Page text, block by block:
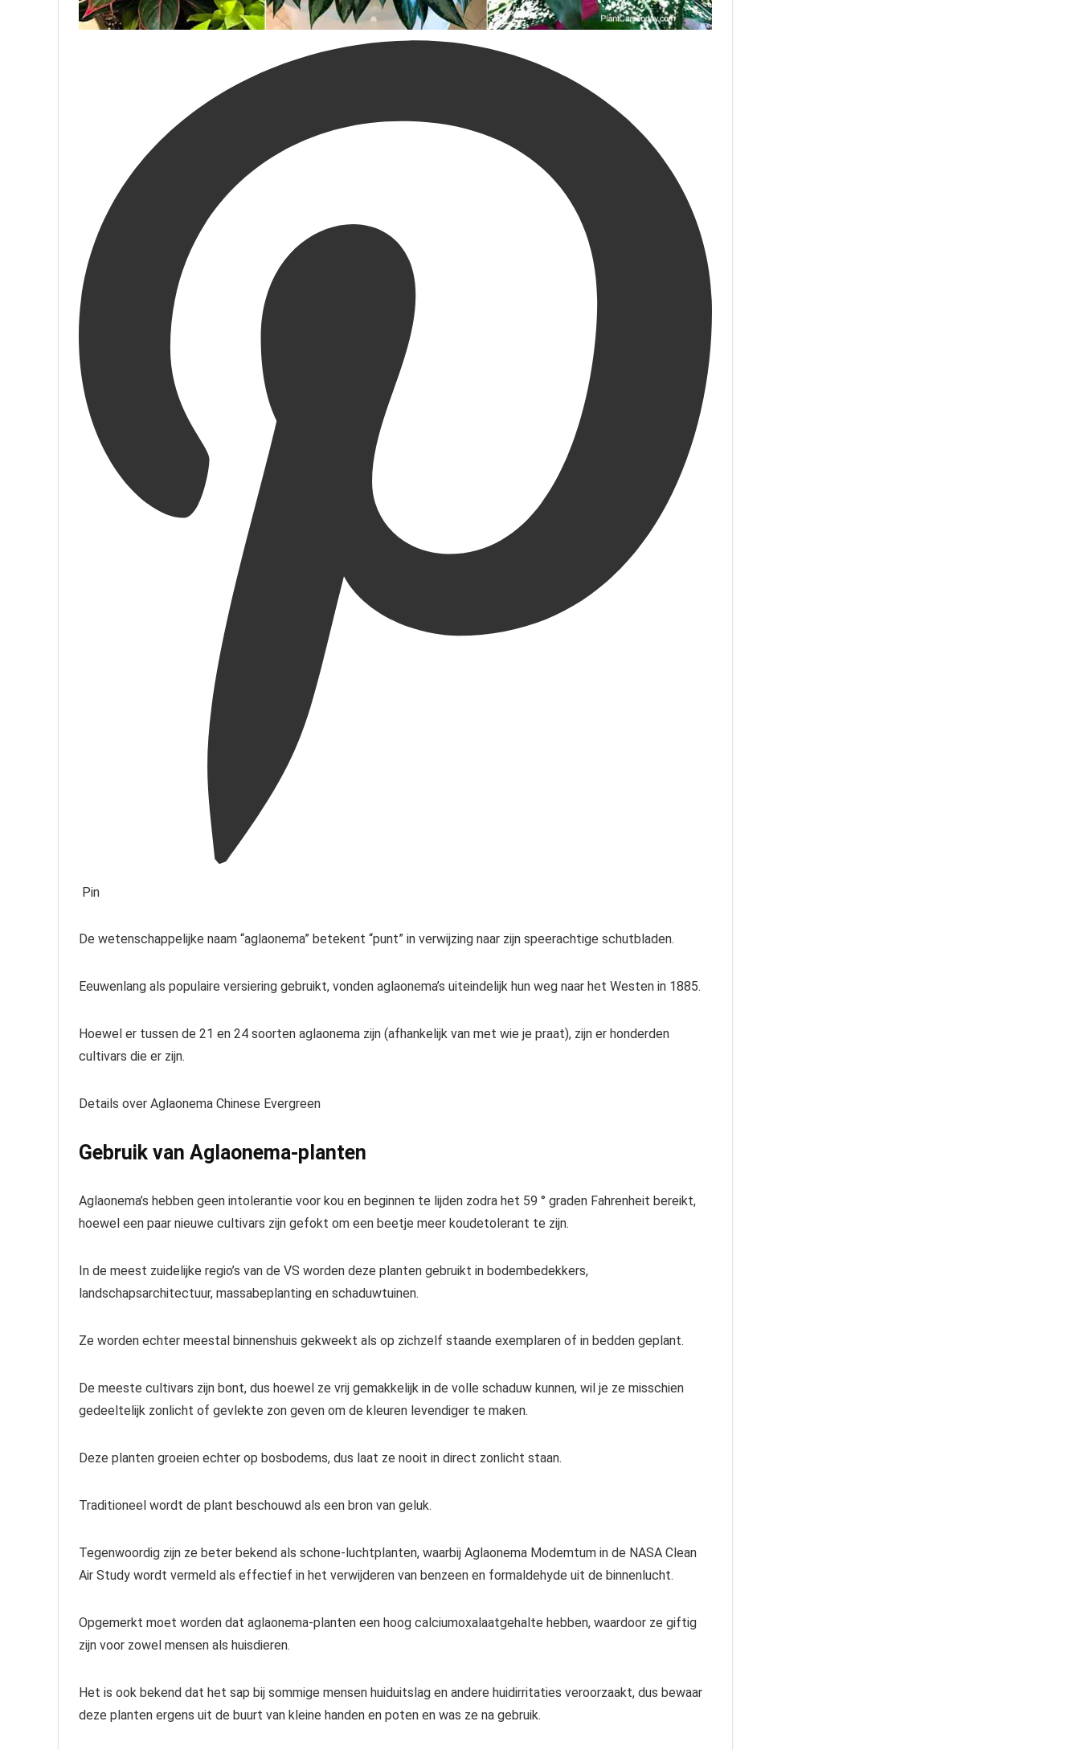
Pin
De wetenschappelijke naam “aglaonema” betekent “punt” in verwijzing naar zijn speerachtige schutbladen.
Eeuwenlang als populaire versiering gebruikt, vonden aglaonema’s uiteindelijk hun weg naar het Westen in 1885.
Hoewel er tussen de 21 en 24 soorten aglaonema zijn (afhankelijk van met wie je praat), zijn er honderden
cultivars die er zijn.
Details over Aglaonema Chinese Evergreen
Gebruik van Aglaonema-planten
Aglaonema’s hebben geen intolerantie voor kou en beginnen te lijden zodra het 59 ° graden Fahrenheit bereikt,
hoewel een paar nieuwe cultivars zijn gefokt om een ​​beetje meer koudetolerant te zijn.
In de meest zuidelijke regio’s van de VS worden deze planten gebruikt in bodembedekkers,
landschapsarchitectuur, massabeplanting en schaduwtuinen.
Ze worden echter meestal binnenshuis gekweekt als op zichzelf staande exemplaren of in bedden geplant.
De meeste cultivars zijn bont, dus hoewel ze vrij gemakkelijk in de volle schaduw kunnen, wil je ze misschien
gedeeltelijk zonlicht of gevlekte zon geven om de kleuren levendiger te maken.
Deze planten groeien echter op bosbodems, dus laat ze nooit in direct zonlicht staan.
Traditioneel wordt de plant beschouwd als een bron van geluk.
Tegenwoordig zijn ze beter bekend als schone-luchtplanten, waarbij Aglaonema Modemtum in de NASA Clean
Air Study wordt vermeld als effectief in het verwijderen van benzeen en formaldehyde uit de binnenlucht.
Opgemerkt moet worden dat aglaonema-planten een hoog calciumoxalaatgehalte hebben, waardoor ze giftig
zijn voor zowel mensen als huisdieren.
Het is ook bekend dat het sap bij sommige mensen huiduitslag en andere huidirritaties veroorzaakt, dus bewaar
deze planten ergens uit de buurt van kleine handen en poten en was ze na gebruik.